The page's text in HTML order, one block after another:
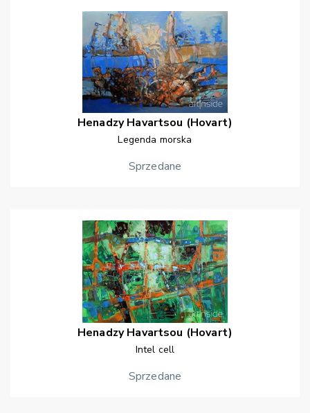
Henadzy Havartsou (Hovart)
Legenda morska
Sprzedane
Henadzy Havartsou (Hovart)
Intel cell
Sprzedane